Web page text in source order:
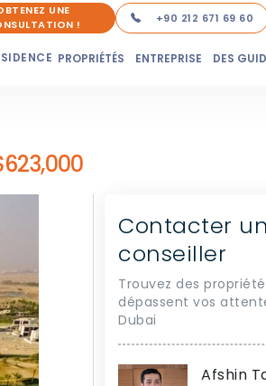
UNE
!
+90 212 671 69 60
PROPRIÉTÉS ENTREPRISE DES
Contacter un
conseiller
Trouvez des
dépassent vos
Dubai
Afshin